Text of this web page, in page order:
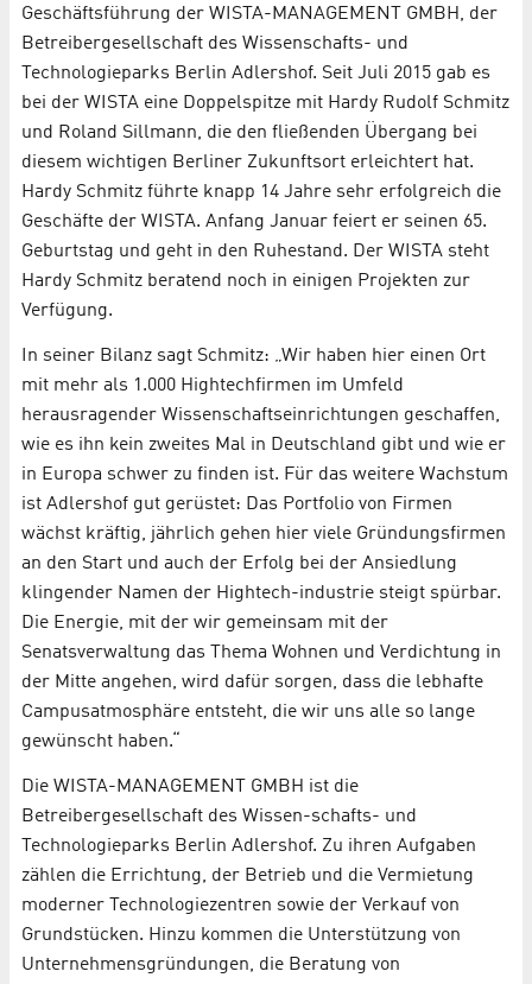
Geschäftsführung der WISTA-MANAGEMENT GMBH, der
Betreibergesellschaft des Wissenschafts- und
Technologieparks Berlin Adlershof. Seit Juli 2015 gab es
bei der WISTA eine Doppelspitze mit Hardy Rudolf Schmitz
und Roland Sillmann, die den fließenden Übergang bei
diesem wichtigen Berliner Zukunftsort erleichtert hat.
Hardy Schmitz führte knapp 14 Jahre sehr erfolgreich die
Geschäfte der WISTA. Anfang Januar feiert er seinen 65.
Geburtstag und geht in den Ruhestand. Der WISTA steht
Hardy Schmitz beratend noch in einigen Projekten zur
Verfügung.
In seiner Bilanz sagt Schmitz: „Wir haben hier einen Ort
mit mehr als 1.000 Hightechfirmen im Umfeld
herausragender Wissenschaftseinrichtungen geschaffen,
wie es ihn kein zweites Mal in Deutschland gibt und wie er
in Europa schwer zu finden ist. Für das weitere Wachstum
ist Adlershof gut gerüstet: Das Portfolio von Firmen
wächst kräftig, jährlich gehen hier viele Gründungsfirmen
an den Start und auch der Erfolg bei der Ansiedlung
klingender Namen der Hightech-industrie steigt spürbar.
Die Energie, mit der wir gemeinsam mit der
Senatsverwaltung das Thema Wohnen und Verdichtung in
der Mitte angehen, wird dafür sorgen, dass die lebhafte
Campusatmosphäre entsteht, die wir uns alle so lange
gewünscht haben.“
Die WISTA-MANAGEMENT GMBH ist die
Betreibergesellschaft des Wissen-schafts- und
Technologieparks Berlin Adlershof. Zu ihren Aufgaben
zählen die Errichtung, der Betrieb und die Vermietung
moderner Technologiezentren sowie der Verkauf von
Grundstücken. Hinzu kommen die Unterstützung von
Unternehmensgründungen, die Beratung von